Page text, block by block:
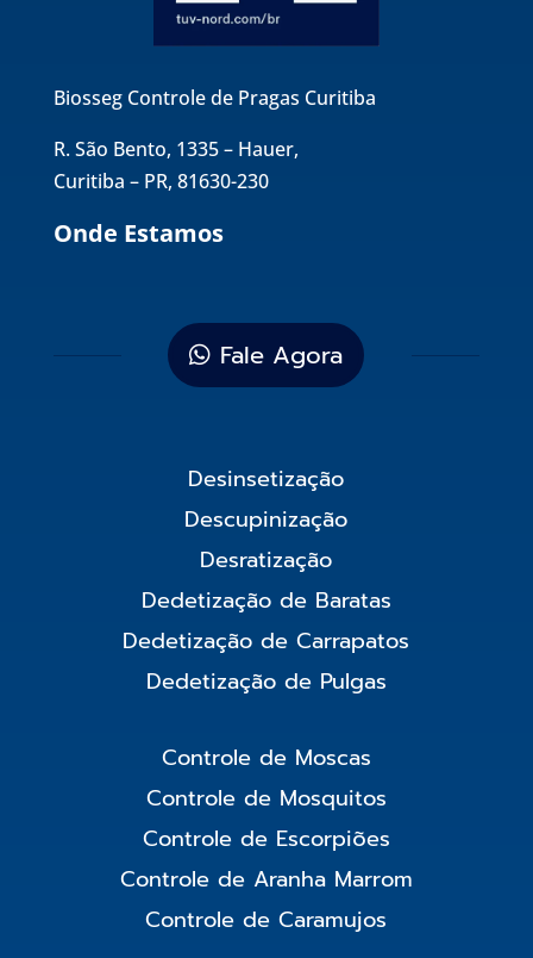
Biosseg Controle de Pragas Curitiba
R. São Bento, 1335 – Hauer,
Curitiba – PR, 81630-230
Onde Estamos
Fale Agora
Desinsetização
Descupinização
Desratização
Dedetização de Baratas
Dedetização de Carrapatos
Dedetização de Pulgas
Controle de Moscas
Controle de Mosquitos
Controle de Escorpiões
Controle de Aranha Marrom
Controle de Caramujos